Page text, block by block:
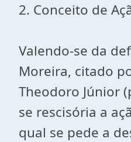
2. Conceito de
Valendo-se da
Moreira, citado
Theodoro Júnior
se rescisória a
qual se pede a